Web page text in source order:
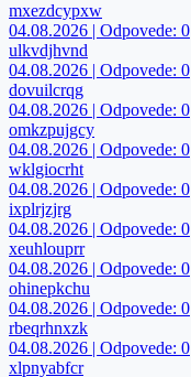
mxezdcypxw
04.08.2026 | Odpovede: 0
ulkvdjhvnd
04.08.2026 | Odpovede: 0
dovuilcrqg
04.08.2026 | Odpovede: 0
omkzpujgcy
04.08.2026 | Odpovede: 0
wklgiocrht
04.08.2026 | Odpovede: 0
ixplrjzjrg
04.08.2026 | Odpovede: 0
xeuhlouprr
04.08.2026 | Odpovede: 0
ohinepkchu
04.08.2026 | Odpovede: 0
rbeqrhnxzk
04.08.2026 | Odpovede: 0
xlpnyabfcr